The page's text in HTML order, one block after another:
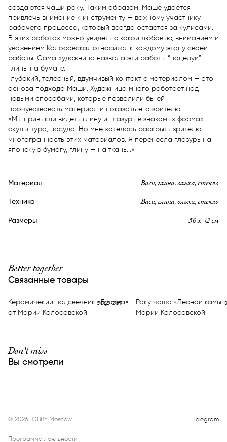
создаются чаши раку. Таким образом, Маше удается
привлечь внимание к инструменту — важному участнику
рабочего процесса, который всегда остается за кулисами.
В этих работах можно увидеть с какой любовью, вниманием и
уважением Колосовская относится к каждому этапу своей
работы. Сама художница назвала эти работы “поцелуи”
глины на бумаге.
Глубокий, телесный, вдумчивый контакт с материалом — это
основа подхода Маши. Художница много работает над
новыми способами, которые позволили бы ей
прочувствовать материал и показать его зрителю.
«Мы привыкли видеть глину и глазурь в знакомых формах —
скульптура, посуда. Но мне хотелось раскрыть зрителю
многогранность этих материалов. Я перенесла глазурь на
японскую бумагу, глину — на ткань...»
Материал Васи, глина, ольха, стекло
Техника Васи, глина, ольха, стекло
Размеры 56 х 42 см
Better together
Связанные товары
SOLD OUT
Керамичекий подсвечник «Бусина»
от Марии Колосовской
Раку чаша «Лесной
Марии Колосовской
Don't miss
Вы смотрели
© 2026 LOBBY Moscow Telegram
Программа лояльности